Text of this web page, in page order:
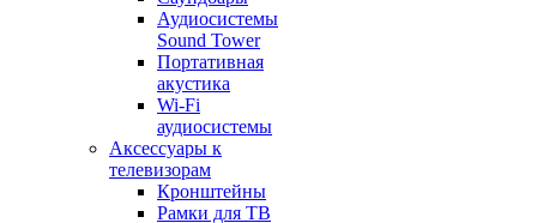
Аудиосистемы
Sound Tower
Портативная
акустика
Wi-Fi
аудиосистемы
Аксессуары к
телевизорам
Кронштейны
Рамки для ТВ